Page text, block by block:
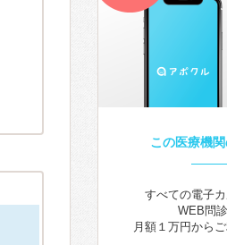
この医療機
すべての電子
WEB問
月額１万円から